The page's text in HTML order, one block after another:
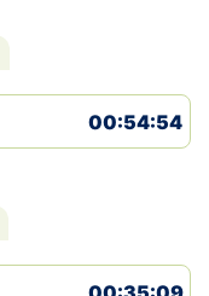
00:54:54